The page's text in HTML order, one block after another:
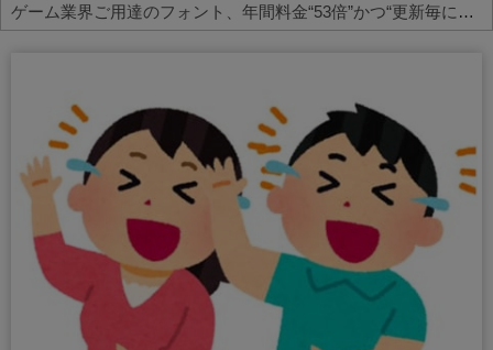
ゲーム業界ご用達のフォント、年間料金“53倍”かつ“更新毎に値上げ”のありえない契約により多数撤退へ・・・